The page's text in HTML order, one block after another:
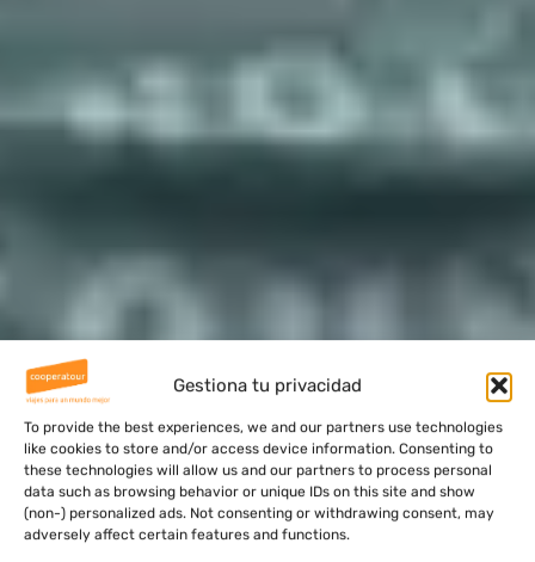
Gestiona tu privacidad
To provide the best experiences, we and our partners use technologies
like cookies to store and/or access device information. Consenting to
these technologies will allow us and our partners to process personal
data such as browsing behavior or unique IDs on this site and show
(non-) personalized ads. Not consenting or withdrawing consent, may
adversely affect certain features and functions.